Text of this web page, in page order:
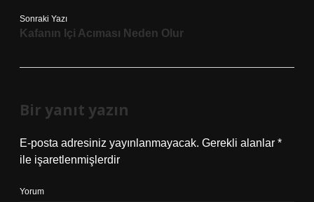
Sonraki Yazı
Kafanın Içi Acıması Neden Olur
Bir yanıt yazın
E-posta adresiniz yayınlanmayacak. Gerekli alanlar *
ile işaretlenmişlerdir
Yorum